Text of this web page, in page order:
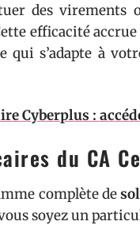
des virements
efficacité
qui s’adapte à
Cyberplus :
du CA
complète de
soyez un